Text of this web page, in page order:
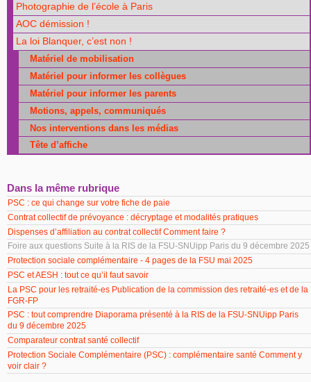
Photographie de l’école à Paris
AOC démission !
La loi Blanquer, c’est non !
Matériel de mobilisation
Matériel pour informer les collègues
Matériel pour informer les parents
Motions, appels, communiqués
Nos interventions dans les médias
Tête d’affiche
Dans la même rubrique
PSC : ce qui change sur votre fiche de paie
Contrat collectif de prévoyance : décryptage et modalités pratiques
Dispenses d’affiliation au contrat collectif Comment faire ?
Foire aux questions Suite à la RIS de la FSU-SNUipp Paris du 9 décembre 2025
Protection sociale complémentaire - 4 pages de la FSU mai 2025
PSC et AESH : tout ce qu’il faut savoir
La PSC pour les retraité-es Publication de la commission des retraité-es et de la
FGR-FP
PSC : tout comprendre Diaporama présenté à la RIS de la FSU-SNUipp Paris
du 9 décembre 2025
Comparateur contrat santé collectif
Protection Sociale Complémentaire (PSC) : complémentaire santé Comment y
voir clair ?